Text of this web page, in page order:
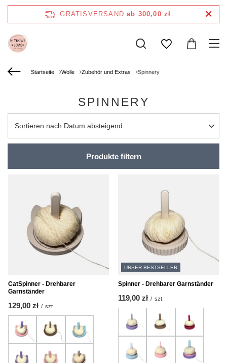
GRATISVERSAND ab 300,00 zł
Startseite Wolle Zubehör und Extras Spinnery
SPINNERY
Sortierung ändern
Sortieren nach Datum absteigend
Produkte filtern
CatSpinner - Drehbarer
Garnständer
129,00 zł / szt.
UNSER BESTSELLER
Spinner - Drehbarer Garnständer
119,00 zł / szt.